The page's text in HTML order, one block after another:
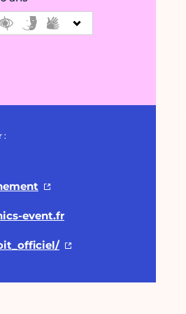
:
event.fr